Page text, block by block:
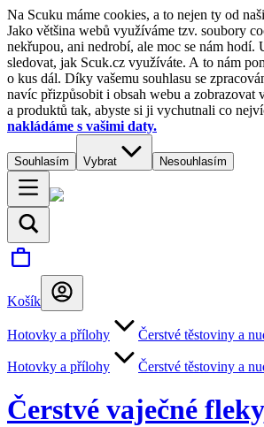
Na Scuku máme cookies, a to nejen ty od
Jako většina webů využíváme tzv. soubory
nekřupou, ani nedrobí, ale moc se nám hodí.
sledovat, jak Scuk.cz využíváte. A to nám
o kus dál. Díky vašemu souhlasu se
navíc přizpůsobit i obsah webu a zobrazovat
a produktů tak, abyste si ji vychutnali co
nakládáme s vašimi daty.
Souhlasím Vybrat Nesouhlasím
Košík
Hotovky a přílohy Čerstvé těstoviny a
Hotovky a přílohy Čerstvé těstoviny a
Čerstvé vaječné